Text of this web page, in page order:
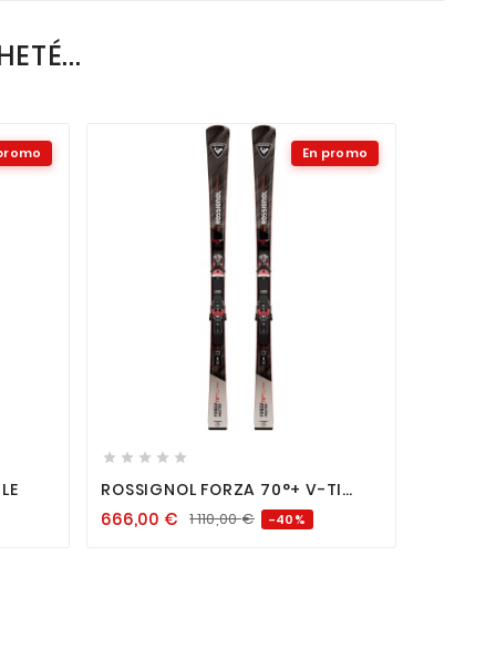
En promo
 
    
ROSSIGNOL FORZA 70°+ V-TI
MASTER R22 + SPX 14
666,00€ 1 110,00€ -40%